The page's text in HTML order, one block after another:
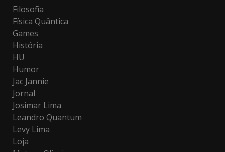
Filosofia
Física Quântica
Games
História
HU
Humor
Jac Jannie
Jornal
Josimar Lima
Leandro Quantum
Levy Lima
Loja